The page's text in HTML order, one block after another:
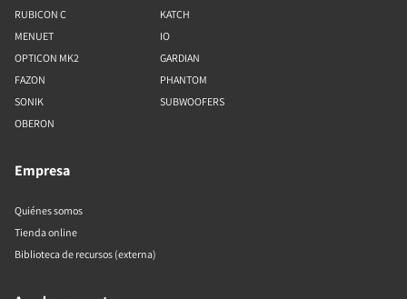
RUBICON C
MENUET
OPTICON MK2
FAZON
SONIK
OBERON
KATCH
IO
GARDIAN
PHANTOM
SUBWOOFERS
Empresa
Quiénes somos
Tienda online
Biblioteca de recursos (externa)